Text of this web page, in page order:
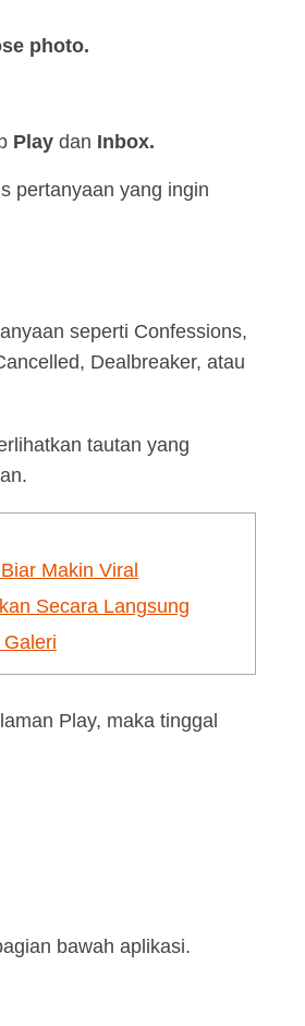
photo.
Play dan Inbox.
pertanyaan yang ingin
seperti Confessions,
Dealbreaker, atau
tautan yang
Makin Viral
Secara Langsung
Play, maka tinggal
bawah aplikasi.